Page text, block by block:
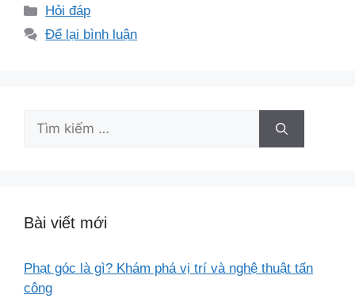
Danh
mục
Hỏi đáp
Để lại bình luận
Tìm
Bài viết mới
Phạt góc là gì? Khám phá vị trí và nghệ thuật tấn
công